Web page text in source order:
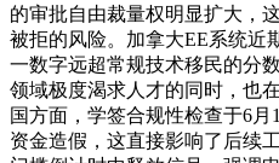
的审批自由裁量权明显扩大，
被拒的风险。加拿大EE系统近
一数字远超常规技术移民的分
领域极度渴求人才的同时，也
国方面，学签合规性检查于6
资金造假，这直接影响了后续